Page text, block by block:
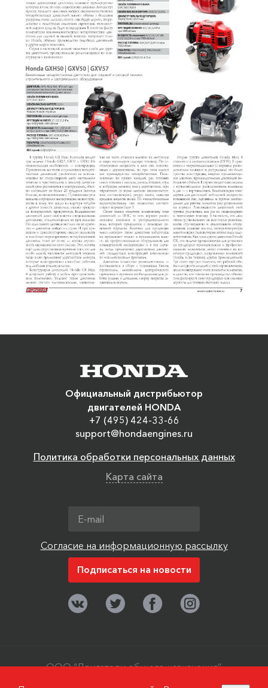
Официальный дистрибьютор
двигателей HONDA
+7 (495) 424-33-66
support@hondaengines.ru
Политика обработки персональных данных
Карта сайта
Согласие на информационную рассылку
ООО “Двигатели общего назначения”,